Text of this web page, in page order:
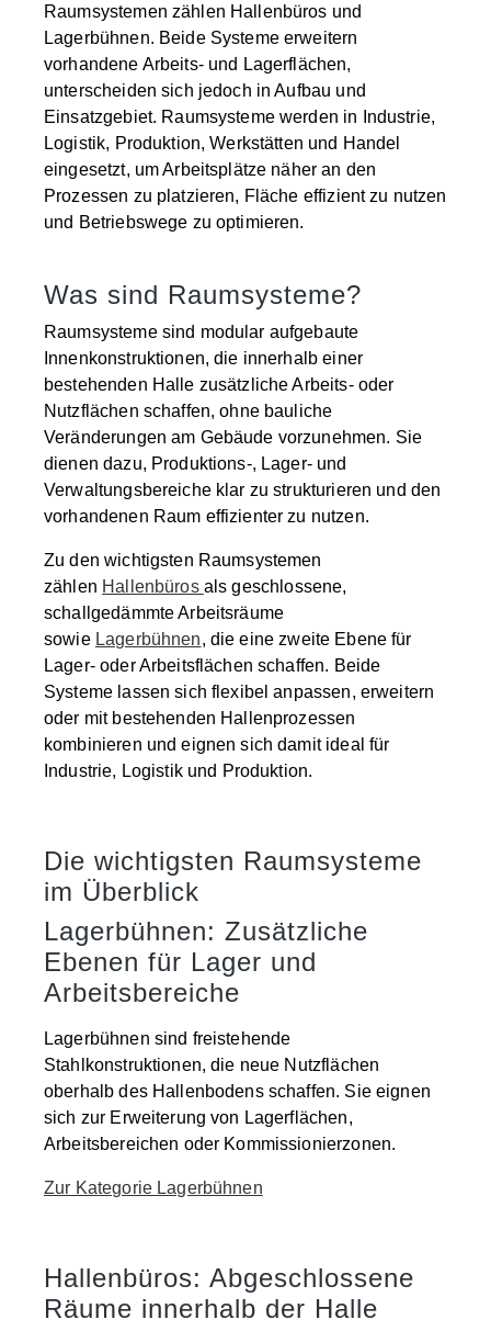
Raumsystemen zählen Hallenbüros und
Lagerbühnen. Beide Systeme erweitern
vorhandene Arbeits- und Lagerflächen,
unterscheiden sich jedoch in Aufbau und
Einsatzgebiet. Raumsysteme werden in Industrie,
Logistik, Produktion, Werkstätten und Handel
eingesetzt, um Arbeitsplätze näher an den
Prozessen zu platzieren, Fläche effizient zu nutzen
und Betriebswege zu optimieren.
Was sind Raumsysteme?
Raumsysteme sind modular aufgebaute
Innenkonstruktionen, die innerhalb einer
bestehenden Halle zusätzliche Arbeits- oder
Nutzflächen schaffen, ohne bauliche
Veränderungen am Gebäude vorzunehmen. Sie
dienen dazu, Produktions-, Lager- und
Verwaltungsbereiche klar zu strukturieren und den
vorhandenen Raum effizienter zu nutzen.
Zu den wichtigsten Raumsystemen
zählen Hallenbüros als geschlossene,
schallgedämmte Arbeitsräume
sowie Lagerbühnen, die eine zweite Ebene für
Lager- oder Arbeitsflächen schaffen. Beide
Systeme lassen sich flexibel anpassen, erweitern
oder mit bestehenden Hallenprozessen
kombinieren und eignen sich damit ideal für
Industrie, Logistik und Produktion.
Die wichtigsten Raumsysteme
im Überblick
Lagerbühnen: Zusätzliche
Ebenen für Lager und
Arbeitsbereiche
Lagerbühnen sind freistehende
Stahlkonstruktionen, die neue Nutzflächen
oberhalb des Hallenbodens schaffen. Sie eignen
sich zur Erweiterung von Lagerflächen,
Arbeitsbereichen oder Kommissionierzonen.
Zur Kategorie Lagerbühnen
Hallenbüros: Abgeschlossene
Räume innerhalb der Halle